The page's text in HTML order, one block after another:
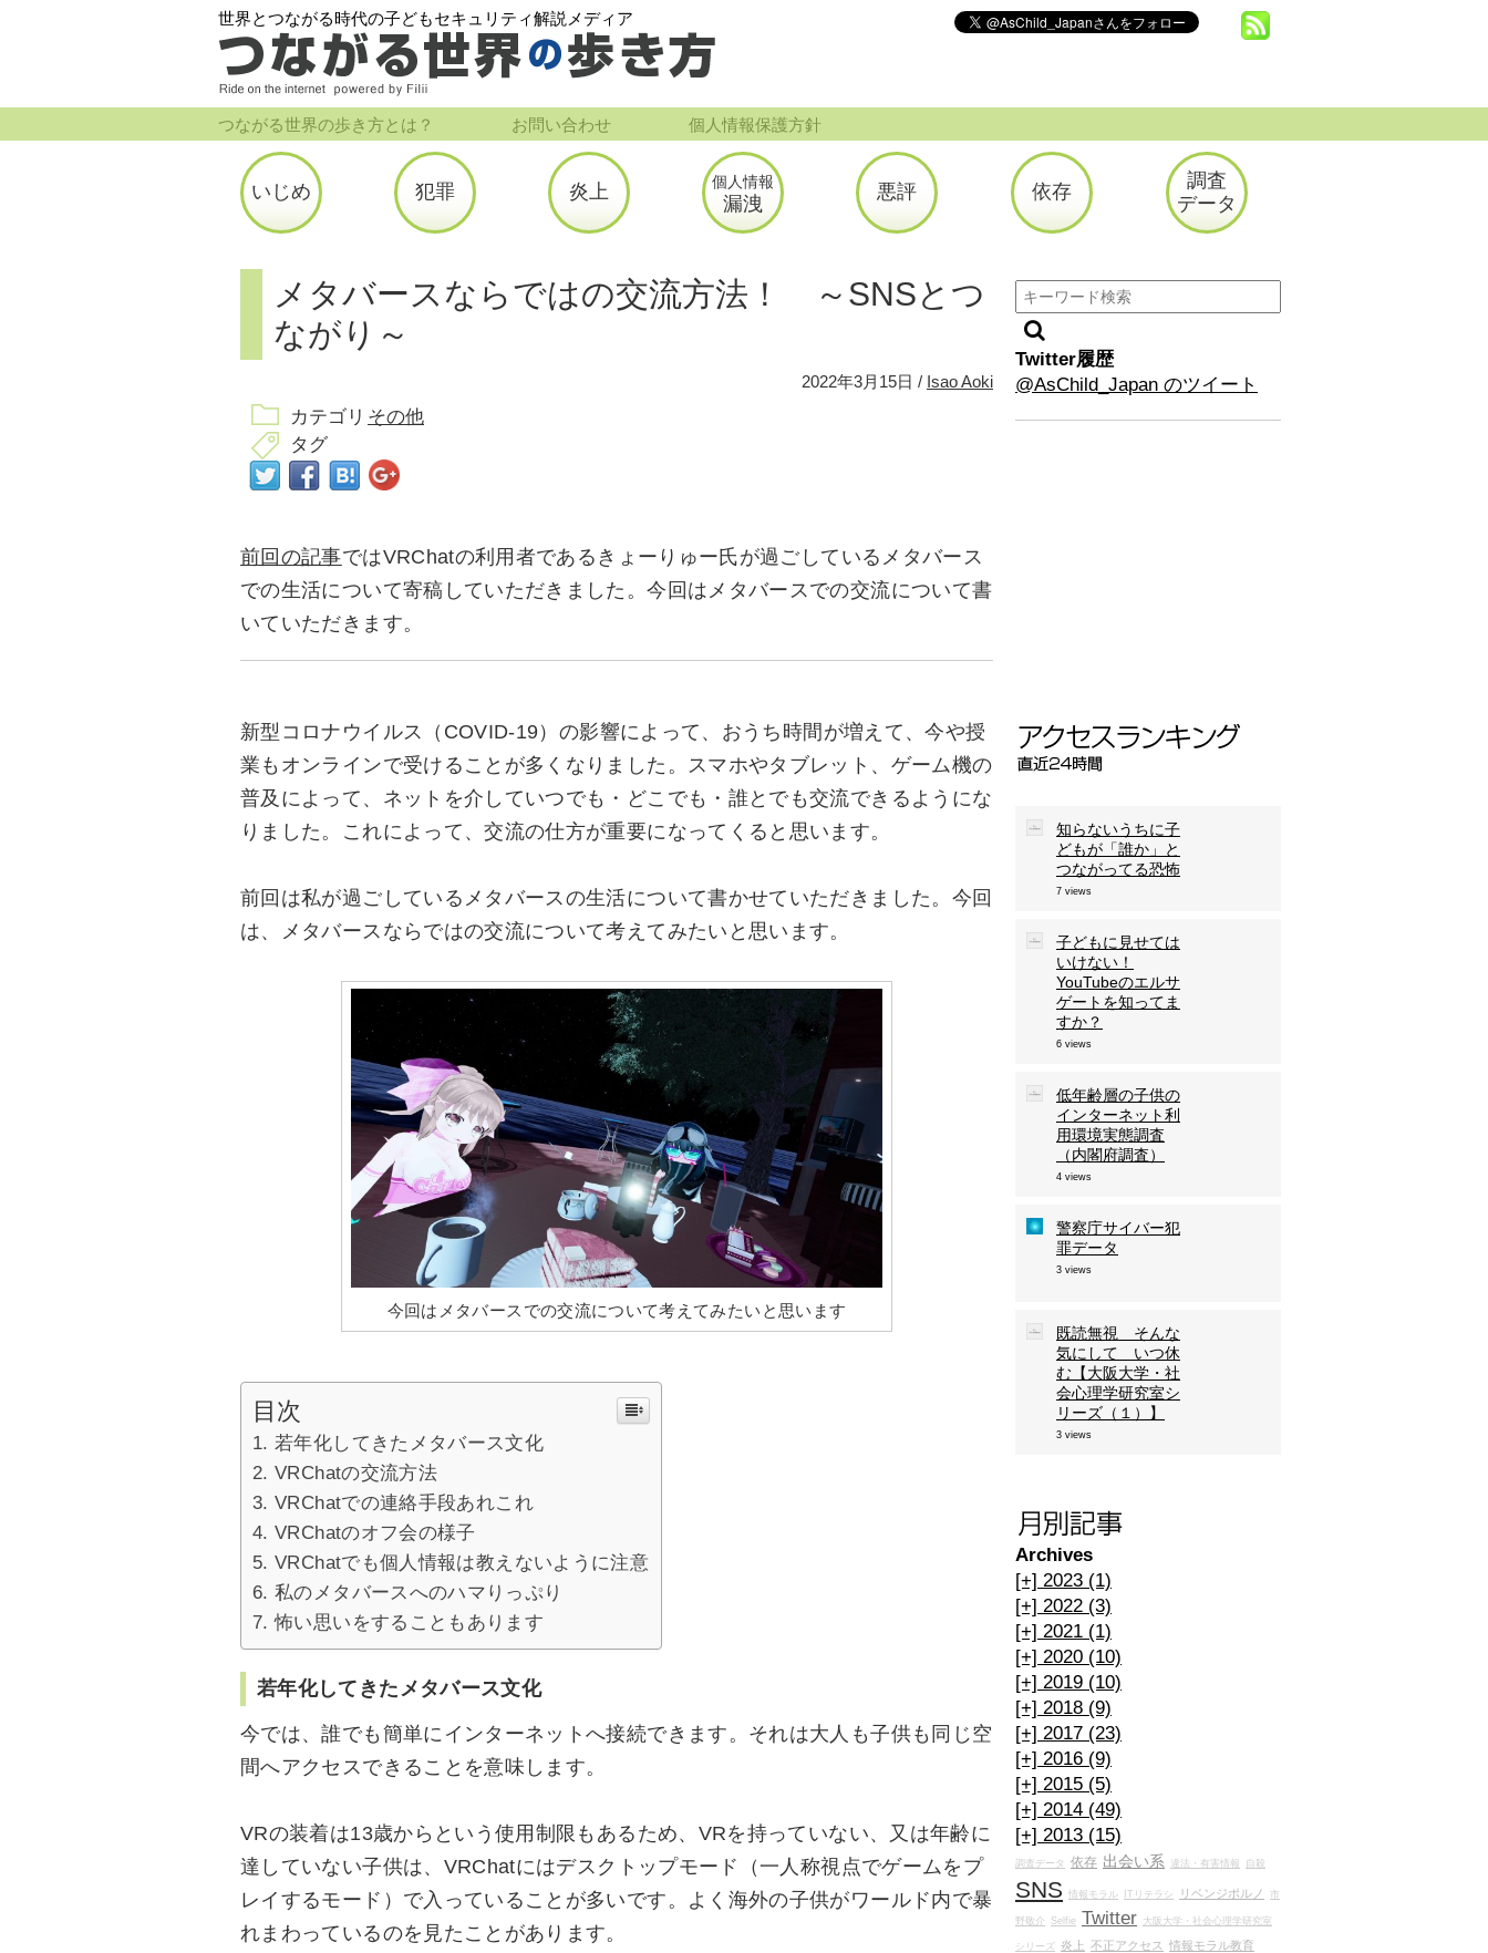
世界とつながる時代の子どもセキュリティ解説メディア
つながる世界の歩き方とは？ お問い合わせ 個人情報保護方針
いじめ 犯罪 炎上 個人情報
漏洩
悪評 依存
調査
データ
メタバースならではの交流方法！ ～SNSとつ
ながり～
2022年3月15日 Isao Aoki
カテゴリ その他
タグ
前回の記事ではVRChatの利用者であるきょーりゅー氏が過ごしているメタバース
での生活について寄稿していただきました。今回はメタバースでの交流について書
いていただきます。
新型コロナウイルス（COVID-19）の影響によって、おうち時間が増えて、今や授
業もオンラインで受けることが多くなりました。スマホやタブレット、ゲーム機の
普及によって、ネットを介していつでも・どこでも・誰とでも交流できるようにな
りました。これによって、交流の仕方が重要になってくると思います。
前回は私が過ごしているメタバースの生活について書かせていただきました。今回
は、メタバースならではの交流について考えてみたいと思います。
今回はメタバースでの交流について考えてみたいと思います
目次
若年化してきたメタバース文化
VRChatの交流方法
VRChatでの連絡手段あれこれ
VRChatのオフ会の様子
VRChatでも個人情報は教えないように注意
私のメタバースへのハマりっぷり
怖い思いをすることもあります
若年化してきたメタバース文化
今では、誰でも簡単にインターネットへ接続できます。それは大人も子供も同じ空
間へアクセスできることを意味します。
VRの装着は13歳からという使用制限もあるため、VRを持っていない、又は年齢に
達していない子供は、VRChatにはデスクトップモード（一人称視点でゲームをプ
レイするモード）で入っていることが多いです。よく海外の子供がワールド内で暴
れまわっているのを見たことがあります。
Twitter履歴
@AsChild_Japan のツイート
知らないうちに子
どもが「誰か」と
つながってる恐怖
7 views
子どもに見せては
いけない！
YouTubeのエルサ
ゲートを知ってま
すか？
6 views
低年齢層の子供の
インターネット利
用環境実態調査
（内閣府調査）
4 views
警察庁サイバー犯
罪データ
3 views
既読無視 そんな
気にして いつ休
む【大阪大学・社
会心理学研究室シ
リーズ（１）】
3 views
Archives
[+] 2023 (1)
[+] 2022 (3)
[+] 2021 (1)
[+] 2020 (10)
[+] 2019 (10)
[+] 2018 (9)
[+] 2017 (23)
[+] 2016 (9)
[+] 2015 (5)
[+] 2014 (49)
[+] 2013 (15)
調査データ 依存 出会い系 違法・有害情報 自殺
SNS 情報モラル ITリテラシ リベンジポルノ 市
野敬介 Selfie Twitter 大阪大学・社会心理学研究室
シリーズ 炎上 不正アクセス 情報モラル教育